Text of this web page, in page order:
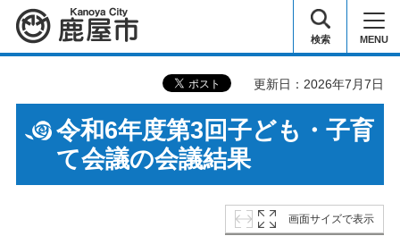
鹿屋市 検索 MENU
更新日：2026年7月7日
令和6年度第3回子ども・子育
て会議の会議結果
画面サイズで表示